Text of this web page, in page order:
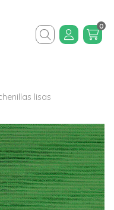
Buscar
0
lisas